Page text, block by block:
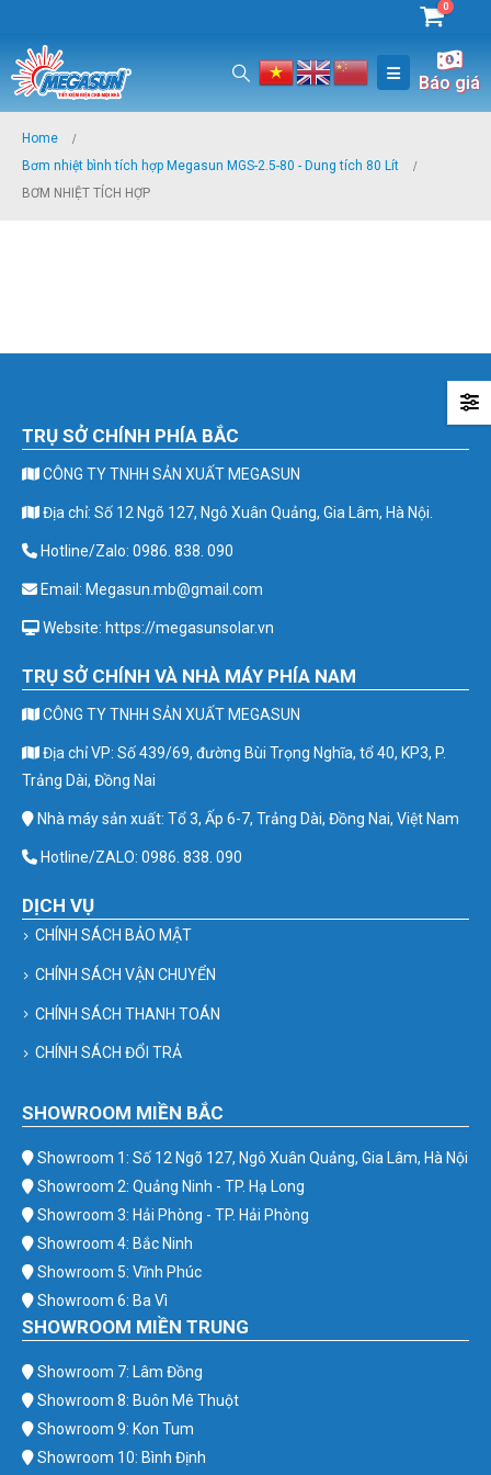
0
Báo giá
Home
Bơm nhiệt bình tích hợp Megasun MGS-2.5-80 - Dung tích 80 Lít
BƠM NHIỆT TÍCH HỢP
TRỤ SỞ CHÍNH PHÍA BẮC
CÔNG TY TNHH SẢN XUẤT MEGASUN
Địa chỉ: Số 12 Ngõ 127, Ngô Xuân Quảng, Gia Lâm, Hà Nội.
Hotline/Zalo: 0986. 838. 090
Email: Megasun.mb@gmail.com
Website: https://megasunsolar.vn
TRỤ SỞ CHÍNH VÀ NHÀ MÁY PHÍA NAM
CÔNG TY TNHH SẢN XUẤT MEGASUN
Địa chỉ VP: Số 439/69, đường Bùi Trọng Nghĩa, tổ 40, KP3, P.
Trảng Dài, Đồng Nai
Nhà máy sản xuất: Tổ 3, Ấp 6-7, Trảng Dài, Đồng Nai, Việt Nam
Hotline/ZALO: 0986. 838. 090
DỊCH VỤ
CHÍNH SÁCH BẢO MẬT
CHÍNH SÁCH VẬN CHUYỂN
CHÍNH SÁCH THANH TOÁN
CHÍNH SÁCH ĐỔI TRẢ
SHOWROOM MIỀN BẮC
Showroom 1: Số 12 Ngõ 127, Ngô Xuân Quảng, Gia Lâm, Hà Nội
Showroom 2: Quảng Ninh - TP. Hạ Long
Showroom 3: Hải Phòng - TP. Hải Phòng
Showroom 4: Bắc Ninh
Showroom 5: Vĩnh Phúc
Showroom 6: Ba Vì
SHOWROOM MIỀN TRUNG
Showroom 7: Lâm Đồng
Showroom 8: Buôn Mê Thuột
Showroom 9: Kon Tum
Showroom 10: Bình Định